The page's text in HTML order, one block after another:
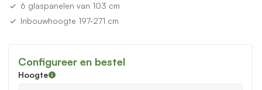
6 glaspanelen van 103 cm
Inbouwhoogte 197-271 cm
Configureer en bestel
Hoogte